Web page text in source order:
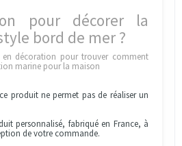
pour décorer la
bord de mer ?
en décoration pour trouver comment
marine pour la maison
produit ne permet pas de réaliser un
personnalisé, fabriqué en France, à
de votre commande.